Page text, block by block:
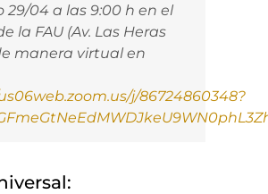
29/04 a las 9:00 h en el
la FAU (Av. Las Heras
manera virtual en
j/86724860348?